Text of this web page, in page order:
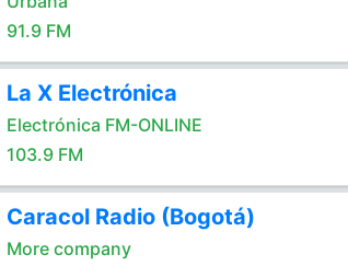
91.9 FM
La X Electrónica
Electrónica FM-ONLINE
103.9 FM
Caracol Radio (Bogotá)
More company